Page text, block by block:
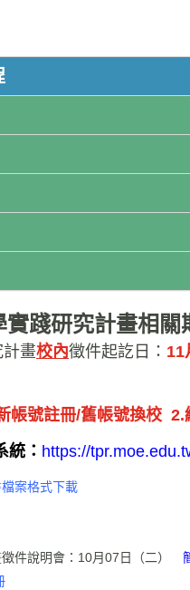
踐研究計畫相關
畫校內徵件起訖日： 11
帳號註冊/舊帳號換校 2.
統： https://
案格式下載
件說明會：10月07日（二）